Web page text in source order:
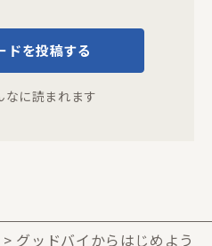
ドを投稿する
に読まれます
グッドバイからはじめよう